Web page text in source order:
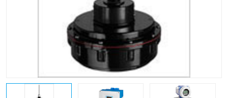
物位计
测漏仪
锅炉水位计
智能锅炉水位计